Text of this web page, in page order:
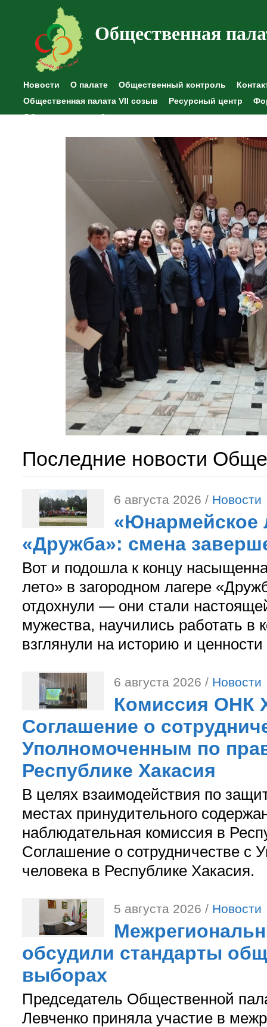
Общественная
Новости О палате Общественный контроль
Общественная палата VII созыв
Ресурсный центр
Общественные наблюдения
Последние новости
6 августа 2026 / Новости
«Юнармейское
«Дружба»: смена
Вот и подошла к концу
лето» в загородном лагере
отдохнули — они стали
мужества, научились работать в
взглянули на историю и
6 августа 2026 / Новости
Комиссия ОНК
Соглашение о
Уполномоченным по
Республике Хакасия
В целях взаимодействия по
местах принудительного
наблюдательная комиссия в
Соглашение о сотрудничестве с
человека в Республике Хакасия.
5 августа 2026 / Новости
обсудили стандарты
выборах
Председатель Общественной
Левченко приняла участие в